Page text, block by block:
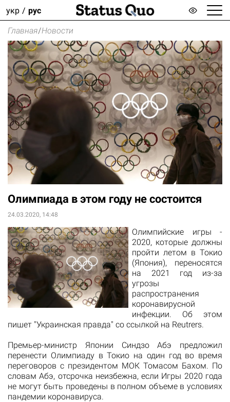
укр рус
Главная/Новости
Олимпиада в этом году не состоится
24.03.2020, 14:48
Олимпийские игры -
2020, которые должны
пройти летом в Токио
(Япония), переносятся
на 2021 год из-за
угрозы
распространения
коронавирусной
инфекции. Об этом
пишет "Украинская правда" со ссылкой на Reutrers.
Премьер-министр Японии Синдзо Абэ предложил
перенести Олимпиаду в Токио на один год во время
переговоров с президентом МОК Томасом Бахом. По
словам Абэ, отсрочка неизбежна, если Игры 2020 года
не могут быть проведены в полном объеме в условиях
пандемии коронавируса.